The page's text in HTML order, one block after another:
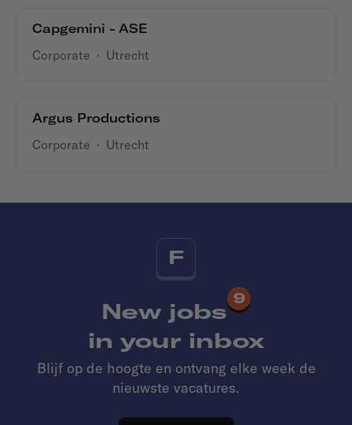
Capgemini - ASE
Corporate · Utrecht
Argus Productions
Corporate · Utrecht
F
New jobs
9
in your inbox
Blijf op de hoogte en ontvang elke week de
nieuwste vacatures.